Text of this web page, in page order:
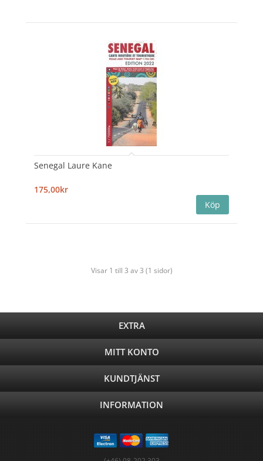
Senegal Laure Kane
175,00kr
Visar 1 till 3 av 3 (1 sidor)
EXTRA
MITT KONTO
KUNDTJÄNST
INFORMATION